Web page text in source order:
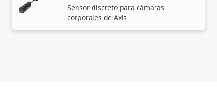
Sensor discreto para cámaras
corporales de Axis